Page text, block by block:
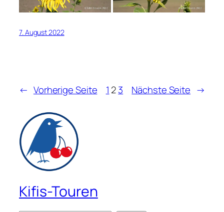
7. August 2022
← Vorherige Seite 1 23 Nächste Seite →
Kifis-Touren